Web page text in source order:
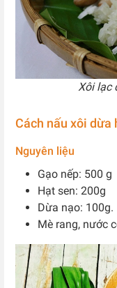
Xôi lạc
Cách nấu xôi dừa
Nguyên liệu
Gạo nếp: 500 g
Hạt sen: 200g
Dừa nạo: 100g.
Mè rang, nước